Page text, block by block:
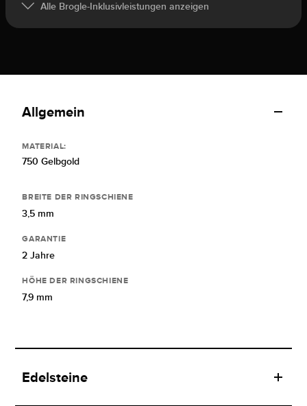
Alle Brogle-Inklusivleistungen anzeigen
Allgemein
MATERIAL:
750 Gelbgold
BREITE DER RINGSCHIENE
3,5 mm
GARANTIE
2 Jahre
HÖHE DER RINGSCHIENE
7,9 mm
Edelsteine